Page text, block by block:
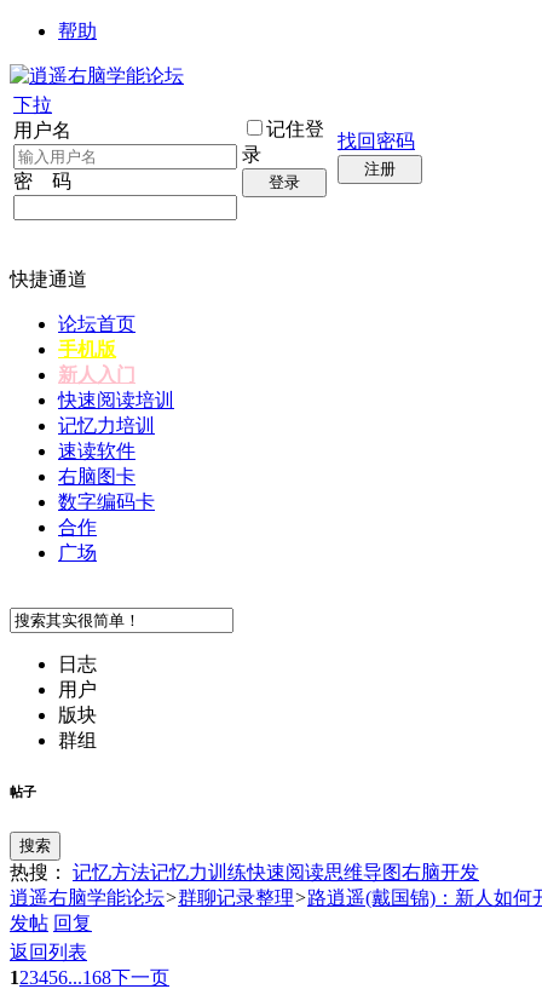
帮助
下拉
用户名
密 码
记住登
录
登录
找回密码
注册
快捷通道
论坛首页
手机版
新人入门
快速阅读培训
记忆力培训
速读软件
右脑图卡
数字编码卡
合作
广场
日志
用户
版块
群组
帖子
搜索
热搜： 记忆方法记忆力训练快速阅读思维导图右脑开发
逍遥右脑学能论坛>群聊记录整理>路逍遥(戴国锦)：新人如何
发帖 回复
返回列表
123456...168下一页